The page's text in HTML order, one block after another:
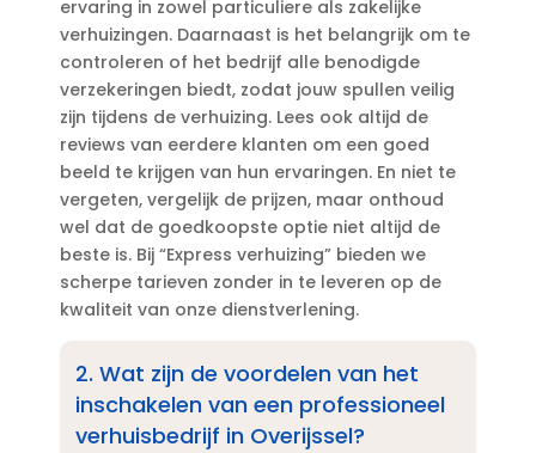
ervaring in zowel particuliere als zakelijke
verhuizingen.​ Daarnaast is het belangrijk om te
controleren of het bedrijf alle benodigde
verzekeringen biedt, zodat jouw spullen veilig
zijn tijdens de verhuizing.​ Lees ook altijd de
reviews van eerdere klanten om een goed
beeld te krijgen van hun ervaringen.​ En niet te
vergeten, vergelijk de prijzen, maar onthoud
wel dat de goedkoopste optie niet altijd de
beste is.​ Bij “Express verhuizing” bieden we
scherpe tarieven zonder in te leveren op de
kwaliteit van onze dienstverlening.​
2.​ Wat zijn de voordelen van het
inschakelen van een professioneel
verhuisbedrijf in Overijssel?